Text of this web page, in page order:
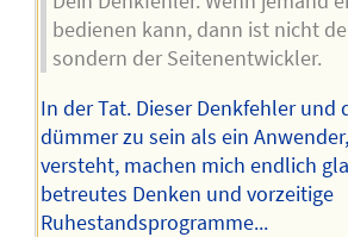
bedienen kann, dann ist nicht
sondern der Seitenentwickler.
In der Tat. Dieser Denkfehler und
dümmer zu sein als ein
versteht, machen mich endlich
betreutes Denken und vorzeitige
Ruhestandsprogramme...